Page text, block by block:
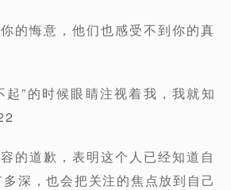
的悔意，他们也感受不到你的真
起”的时候眼睛注视着我，我就知
的道歉，表明这个人已经知道自
深，也会把关注的焦点放到自己